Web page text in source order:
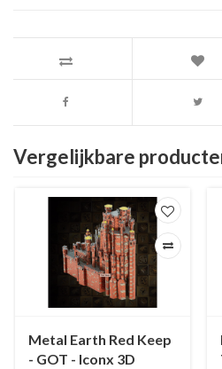
Vergelijkbare
Metal Earth Red Keep
- GOT - Iconx 3D